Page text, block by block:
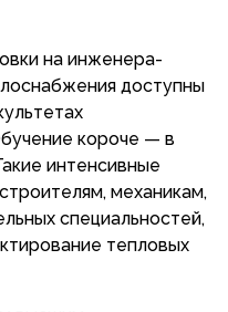
на инженера-
доступны
короче — в
интенсивные
механикам,
специальностей,
тепловых